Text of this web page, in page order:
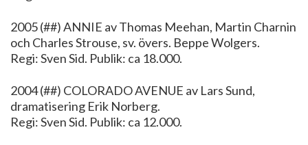
2005 (##) ANNIE av Thomas Meehan, Martin Charnin
och Charles Strouse, sv. övers. Beppe Wolgers.
Regi: Sven Sid. Publik: ca 18.000.
2004 (##) COLORADO AVENUE av Lars Sund,
dramatisering Erik Norberg.
Regi: Sven Sid. Publik: ca 12.000.